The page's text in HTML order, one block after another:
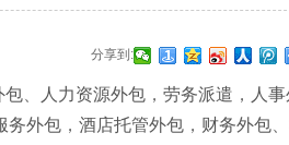
分享到:
包 人力资源外包 ， 劳务派遣 ，
人
务外包 ， 酒店托管外包 ， 财务外包